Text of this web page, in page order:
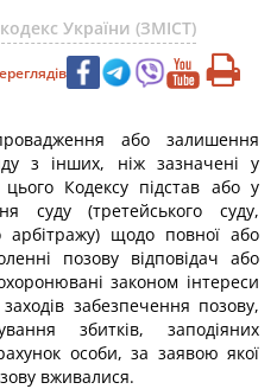
України (ЗМІСТ)
або залишення
з інших, ніж зазначені у
Кодексу підстав або у
суду (третейського суду,
арбітражу) щодо повної або
позову відповідач або
законом інтереси
забезпечення позову,
збитків, заподіяних
особи, за заявою якої
вживалися.